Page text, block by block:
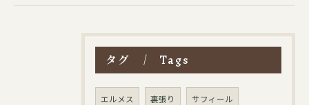
タグ Tags
エルメス 裏張り サフィール